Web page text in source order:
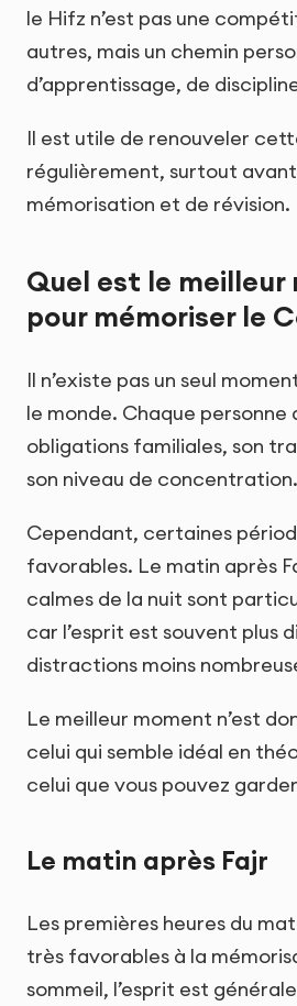
le Hifz n’est pas une
autres, mais un chemin
d’apprentissage, de
Il est utile de renouveler
régulièrement, surtout
mémorisation et de révision.
Quel est le meilleur
pour mémoriser le
Il n’existe pas un seul
le monde. Chaque personne
obligations familiales, son
son niveau de concentration.
Cependant, certaines
favorables. Le matin après
calmes de la nuit sont
car l’esprit est souvent plus
distractions moins
Le meilleur moment n’est
celui qui semble idéal en
celui que vous pouvez
Le matin après Fajr
Les premières heures du
très favorables à la
sommeil, l’esprit est